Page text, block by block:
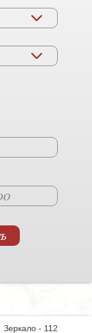
Зеркало - 112